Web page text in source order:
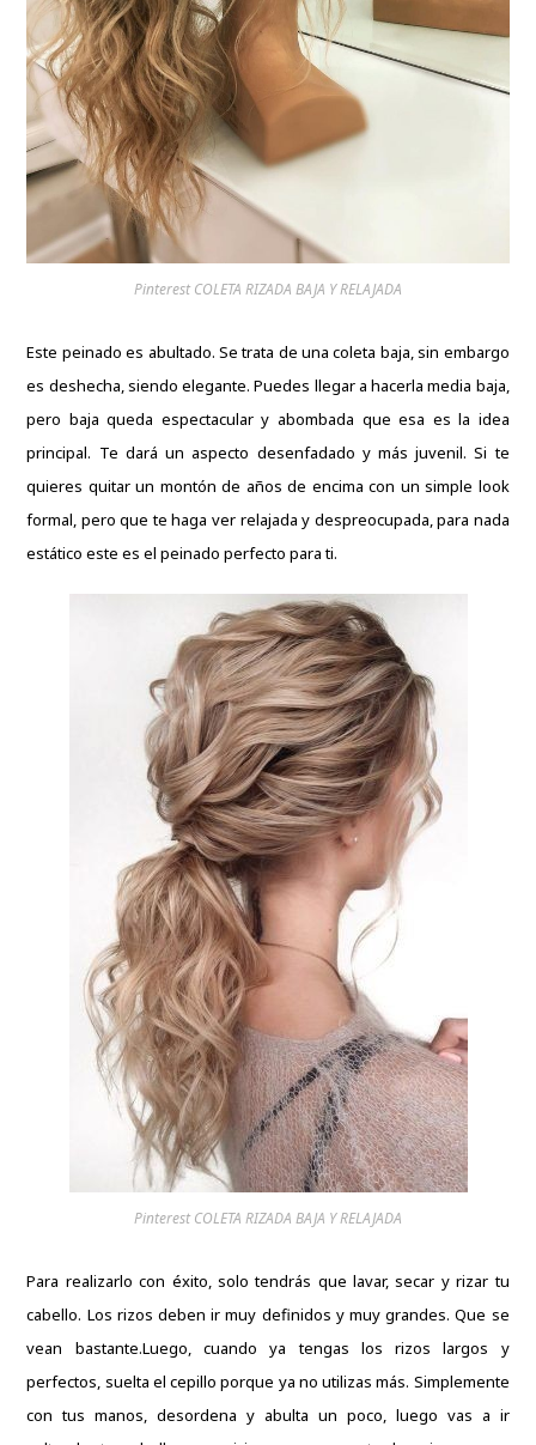
Pinterest COLETA RIZADA BAJA Y RELAJADA
Este peinado es abultado. Se trata de una coleta baja, sin embargo
es deshecha, siendo elegante.Puedes llegar a hacerla media baja,
pero baja queda espectacular y abombada que esa es la idea
principal. Te dará un aspecto desenfadado y más juvenil.Si te
quieres quitar un montón de años de encima con un simple look
formal, pero que te haga ver relajada y despreocupada, para nada
estático este es el peinado perfecto para ti.
Pinterest COLETA RIZADA BAJA Y RELAJADA
Para realizarlo con éxito, solo tendrás que lavar, secar y rizar tu
cabello. Los rizos deben ir muy definidos y muy grandes.Que se
vean bastante.Luego, cuando ya tengas los rizos largos y
perfectos, suelta el cepillo porque ya no utilizas más. Simplemente
con tus manos, desordena y abulta un poco, luego vas a ir